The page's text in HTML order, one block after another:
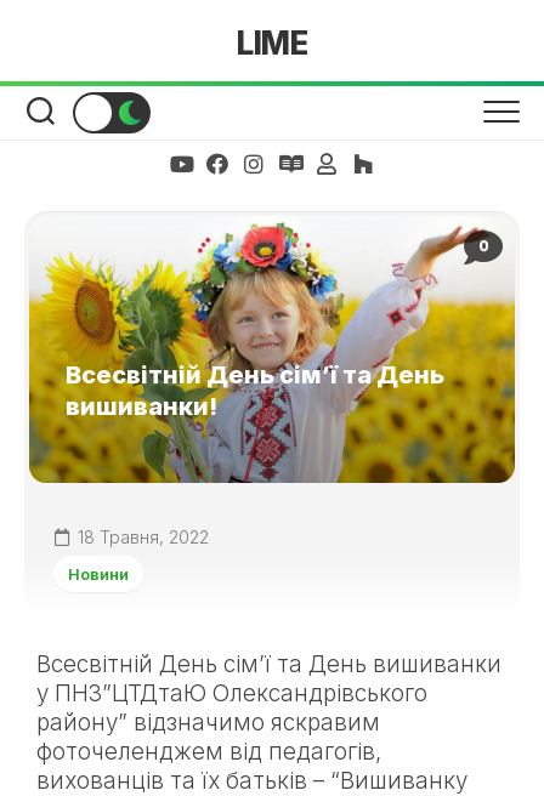
LIME
0
Всесвітній День сім’ї та День
вишиванки!
18 Травня, 2022
Новини
Всесвітній День сім’ї та День вишиванки
у ПНЗ”ЦТДтаЮ Олександрівського
району” відзначимо яскравим
фоточеленджем від педагогів,
вихованців та їх батьків – “Вишиванку